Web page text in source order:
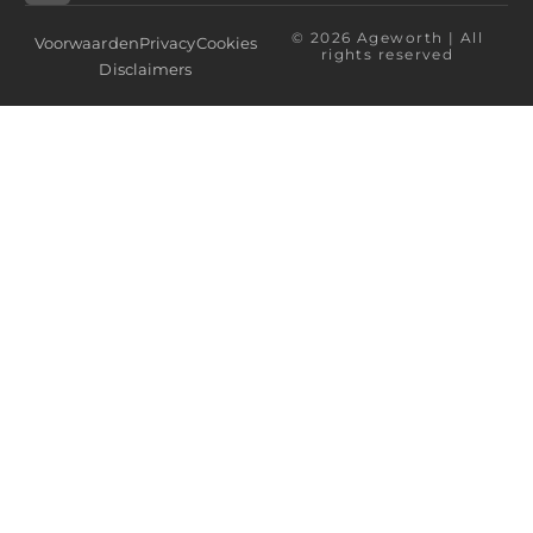
© 2026 Ageworth | All
rights reserved
VoorwaardenPrivacyCookies
Disclaimers